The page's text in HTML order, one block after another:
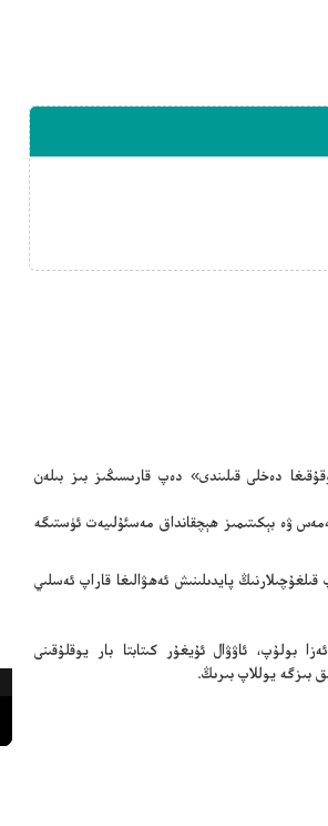
دەخلى قىلىندى» دەپ قارىسىڭىز بىز بىلەن
ۋە بېكىتىمىز ھېچقانداق مەسئۇلىيەت ئۈستىگە
پايدىلىنىش ئەھۋالىغا قاراپ ئەسلىي
بولۇپ، ئاۋۋال ئۇيغۇر كىتابتا بار يوقلۇقىنى
بىزگە يوللاپ بىرىڭ.